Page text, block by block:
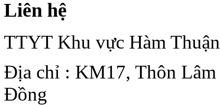
Liên hệ
TTYT Khu vực Hàm
Địa chỉ : KM17, Thôn Lâm
Đồng